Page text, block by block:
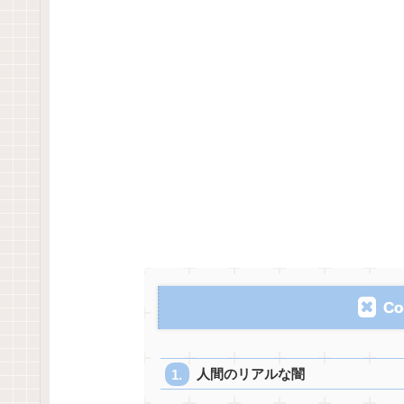
人間のリアルな闇